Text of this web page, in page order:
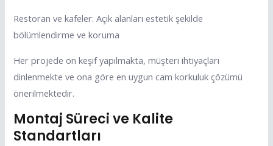
Restoran ve kafeler: Açık alanları estetik şekilde
bölümlendirme ve koruma
Her projede ön keşif yapılmakta, müşteri ihtiyaçları
dinlenmekte ve ona göre en uygun cam korkuluk çözümü
önerilmektedir.
Montaj Süreci ve Kalite
Standartları